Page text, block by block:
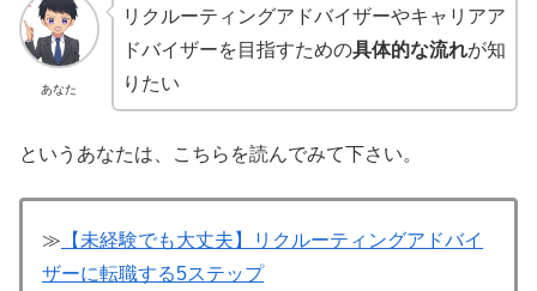
あなた
リクルーティングアドバイザーやキャリアア
ドバイザーを目指すための具体的な流れが知
りたい
というあなたは、こちらを読んでみて下さい。
≫ 【未経験でも大丈夫】リクルーティングアドバイ
ザーに転職する5ステップ